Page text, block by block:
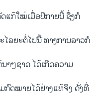
ແກ້ໃໝ່ເມື່ອປີກາຍນີ້ ຊຶ່ງກໍ
ໄລຍະຕໍ່ໄປນີ້ ທາງການລາວກໍ
າໆຊາດ ໄດ້ເກີດຄວາມ
ກົດໝາຍໄດ້ຢ່າງແທ້ຈິງ ດັ່ງທີ່